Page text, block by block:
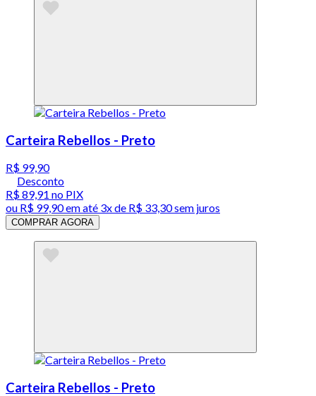
Carteira Rebellos - Preto
R$ 99,90
Desconto
R$ 89,91 no PIX
ou R$ 99,90em até 3x de R$ 33,30 sem juros
COMPRAR AGORA
Carteira Rebellos - Preto